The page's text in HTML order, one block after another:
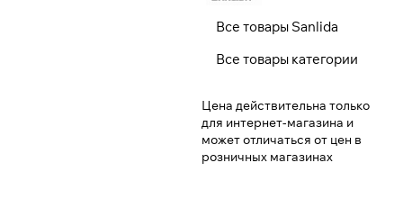
Все товары Sanlida
Все товары категории
Цена действительна только
для интернет-магазина и
может отличаться от цен в
розничных магазинах